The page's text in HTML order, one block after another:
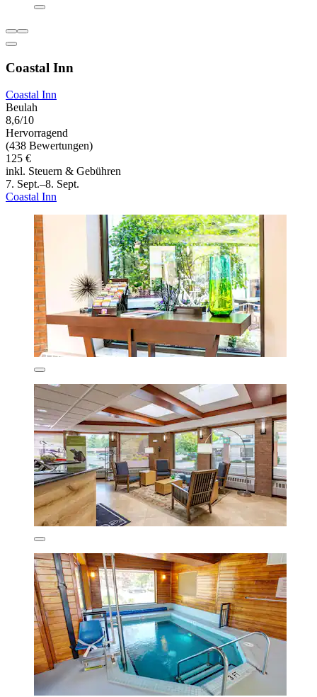
Coastal Inn
Coastal Inn
Beulah
8,6/10
Hervorragend
(438 Bewertungen)
125 €
inkl. Steuern & Gebühren
7. Sept.–8. Sept.
Coastal Inn